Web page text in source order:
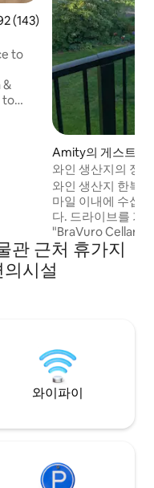
4.92점(5점 만점), 후기 143
(143)
to
&
to
Amity의 게스트용
와인 생산지의 정
와인 생산지 한복
마일 이내에 수십
다. 드라이브를 가
"BraVuro Cellars"
으로 합니다. 유서
오리건 해안과 포
니다. 저희 농장은
https://
관 근처 휴가지
시설
와이파이